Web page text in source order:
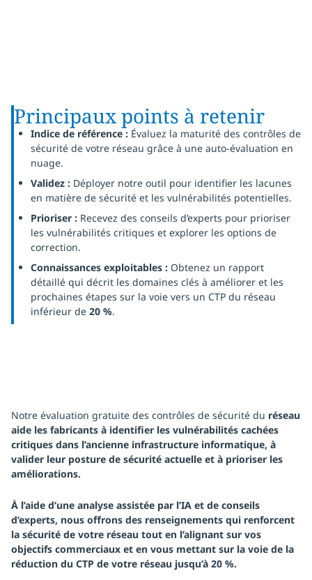
Principaux points à retenir
Indice de référence : Évaluez la maturité des contrôles de
sécurité de votre réseau grâce à une auto-évaluation en
nuage.
Validez : Déployer notre outil pour identifier les lacunes
en matière de sécurité et les vulnérabilités potentielles.
Prioriser : Recevez des conseils d’experts pour prioriser
les vulnérabilités critiques et explorer les options de
correction.
Connaissances exploitables : Obtenez un rapport
détaillé qui décrit les domaines clés à améliorer et les
prochaines étapes sur la voie vers un CTP du réseau
inférieur de 20 %.
Notre évaluation gratuite des contrôles de sécurité du réseau
aide les fabricants à identifier les vulnérabilités cachées
critiques dans l’ancienne infrastructure informatique, à
valider leur posture de sécurité actuelle et à prioriser les
améliorations.
À l’aide d’une analyse assistée par l’IA et de conseils
d’experts, nous offrons des renseignements qui renforcent
la sécurité de votre réseau tout en l’alignant sur vos
objectifs commerciaux et en vous mettant sur la voie de la
réduction du CTP de votre réseau jusqu’à 20 %.